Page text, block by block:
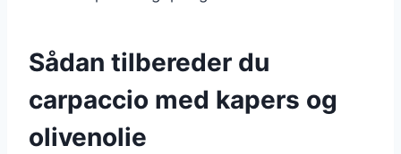
Sådan tilbereder du
carpaccio med kapers og
olivenolie